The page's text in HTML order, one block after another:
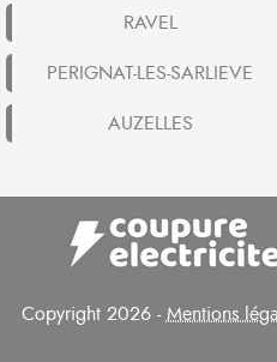
RAVEL
PERIGNAT-LES-SARLIEVE
AUZELLES
Copyright 2026 -Mentions